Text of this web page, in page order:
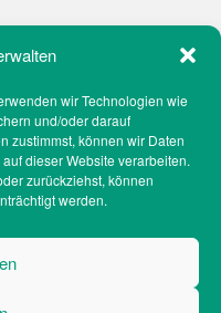
wir Technologien wie
und/oder darauf
zustimmst, können wir Daten
dieser Website verarbeiten.
zurückziehst, können
werden.